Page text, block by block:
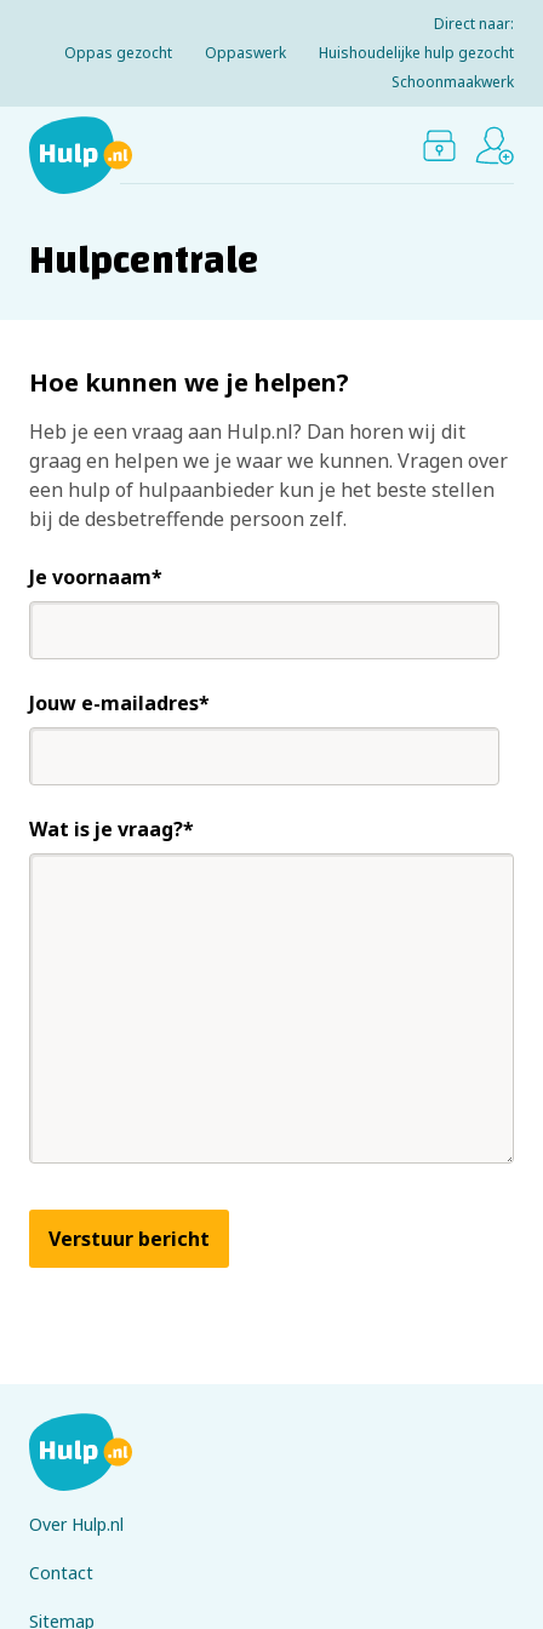
Direct naar:
Oppas gezocht
Oppaswerk
Huishoudelijke hulp gezocht
Schoonmaakwerk
Hulpcentrale
Hoe kunnen we je helpen?
Heb je een vraag aan Hulp.nl? Dan horen wij dit
graag en helpen we je waar we kunnen. Vragen over
een hulp of hulpaanbieder kun je het beste stellen
bij de desbetreffende persoon zelf.
Je voornaam
Jouw e-mailadres
Wat is je vraag?
Verstuur bericht
Over Hulp.nl
Contact
Sitemap